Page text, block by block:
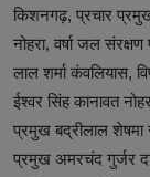
किशनगढ़, प्रचार
नोहरा, वर्षा जल
लाल शर्मा कंवलियास,
ईश्वर सिंह कानावत
प्रमुख बद्रीलाल शेषमा
प्रमुख अमरचंद गुर्जर